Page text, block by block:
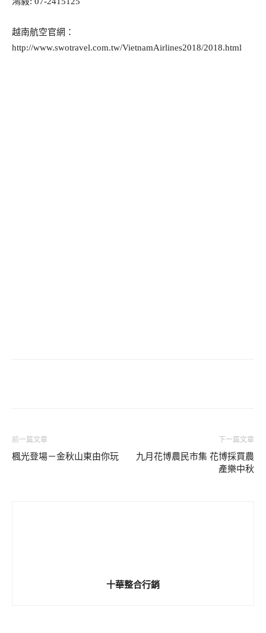
越南航空官網：
http://www.swotravel.com.tw/VietnamAirlines2018/2018.html
前一篇文章
楓光登場－金秋山東由你玩
下一篇文章
九月花博農民市集 花博採買農
產樂中秋
十華整合行銷